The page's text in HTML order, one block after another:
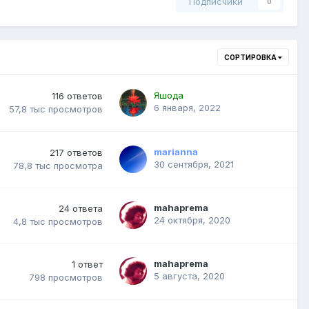
СОРТИРОВКА
116 ответов
57,8 тыс просмотров
Яшода
6 января, 2022
217 ответов
78,8 тыс просмотра
marianna
30 сентября, 2021
24 ответа
4,8 тыс просмотров
mahaprema
24 октября, 2020
1 ответ
798 просмотров
mahaprema
5 августа, 2020